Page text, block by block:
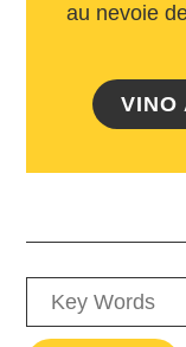
au nevoie
VINO